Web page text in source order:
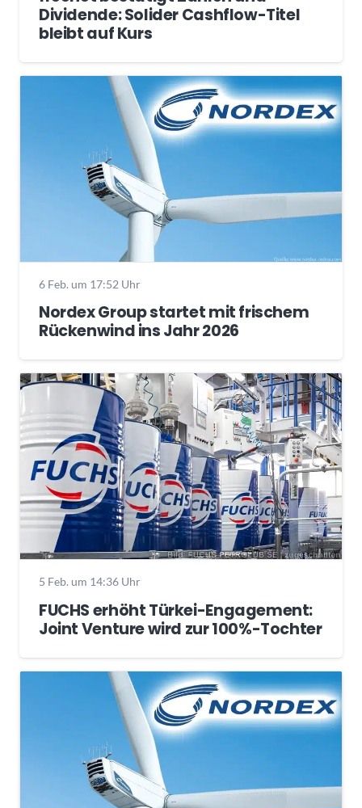
Dividende: Solider Cashflow-Titel
bleibt auf Kurs
6 Feb. um 17:52 Uhr
Nordex Group startet mit frischem
Rückenwind ins Jahr 2026
5 Feb. um 14:36 Uhr
FUCHS erhöht Türkei-Engagement:
Joint Venture wird zur 100%-Tochter